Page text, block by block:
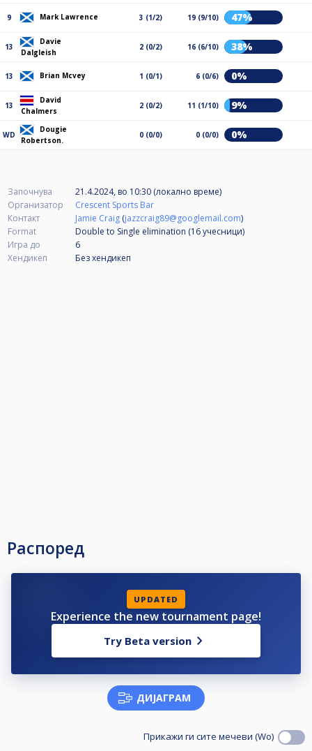
9 Mark Lawrence 3 (1/2) 19 (9/10) 47%
13
Davie
Dalgleish
2 (0/2) 16 (6/10) 38%
13 Brian Mcvey 1 (0/1) 6 (0/6) 0%
13
David
Chalmers
2 (0/2) 11 (1/10) 9%
WD
Dougie
Robertson.
0 (0/0) 0 (0/0) 0%
Започнува
21.4.2024, во 10:30 (локално време)
Организатор
Crescent Sports Bar
Контакт
Jamie Craig (jazzcraig89@googlemail.com)
Format
Double to Single elimination (16учесници)
Игра до
6
Хендикеп
Без хендикеп
Распоред
UPDATED
Experience the new tournament page!
Try Beta version
ДИЈАГРАМ
Прикажи ги сите мечеви (Wo)